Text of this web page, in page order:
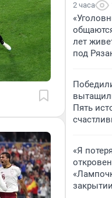
2 часа
лет
под
Пять
«Я